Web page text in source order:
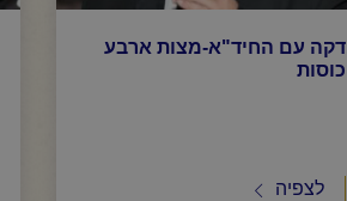
דקה עם החיד"א-מצות ארבע
כוסות
לצפיה